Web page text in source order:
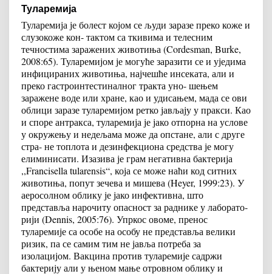
Туларемија
Туларемија је болест којом се људи заразе преко коже и
слузокоже кон- тактом са ткивима и телесним
течностима заражених животиња (Cordesman, Burke,
2008:65). Туларемијом је могуће заразити се и уједима
инфицираних животиња, најчешће инсеката, али и
преко гастроинтестиналног тракта уно- шењем
заражене воде или хране, као и удисањем, мада се ови
облици заразе туларемијом ретко јављају у пракси. Као
и споре антракса, туларемија је јако отпорна на услове
у окружењу и недељама може да опстане, али с друге
стра- не топлота и дезинфекциона средства је могу
елиминисати. Изазива је грам негативна бактерија
,,Francisella tularensis“, која се може наћи код ситних
животиња, попут зечева и мишева (Heyer, 1999:23). У
аеросолном облику је јако инфективна, што
представља нарочиту опасност за раднике у лаборато-
рији (Dennis, 2005:76). Упркос овоме, пренос
туларемије са особе на особу не представља велики
ризик, па се самим тим не јавља потреба за
изолацијом. Вакцина против туларемије садржи
бактерију али у њеном мање отровном облику и